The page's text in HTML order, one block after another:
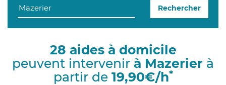
g
i
Rechercher
28 aides à domicile
peuvent intervenir à Mazerier à
partir de 19,90€/h*